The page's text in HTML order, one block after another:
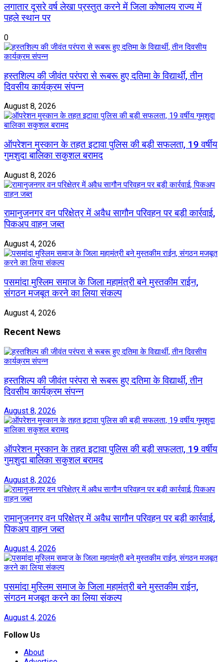
लगातार दूसरे वर्ष लेखा प्रस्तुत करने में जिला कोषालय राज्य में
पहले स्थान पर
0
हस्तशिल्प की जीवंत परंपरा से रूबरू हुए दतिमा के विद्यार्थी, तीन
दिवसीय कार्यक्रम संपन्न
August 8, 2026
ऑपरेशन मुस्कान के तहत इटावा पुलिस की बड़ी सफलता, 19 वर्षीय
गुमशुदा बालिका सकुशल बरामद
August 8, 2026
रामानुजनगर वन परिक्षेत्र में अवैध सागौन परिवहन पर बड़ी कार्रवाई,
पिकअप वाहन जब्त
August 4, 2026
पसमांदा मुस्लिम समाज के जिला महामंत्री बने मुस्तकीम राईन,
संगठन मजबूत करने का लिया संकल्प
August 4, 2026
Recent News
हस्तशिल्प की जीवंत परंपरा से रूबरू हुए दतिमा के विद्यार्थी, तीन
दिवसीय कार्यक्रम संपन्न
August 8, 2026
ऑपरेशन मुस्कान के तहत इटावा पुलिस की बड़ी सफलता, 19 वर्षीय
गुमशुदा बालिका सकुशल बरामद
August 8, 2026
रामानुजनगर वन परिक्षेत्र में अवैध सागौन परिवहन पर बड़ी कार्रवाई,
पिकअप वाहन जब्त
August 4, 2026
पसमांदा मुस्लिम समाज के जिला महामंत्री बने मुस्तकीम राईन,
संगठन मजबूत करने का लिया संकल्प
August 4, 2026
Follow Us
About